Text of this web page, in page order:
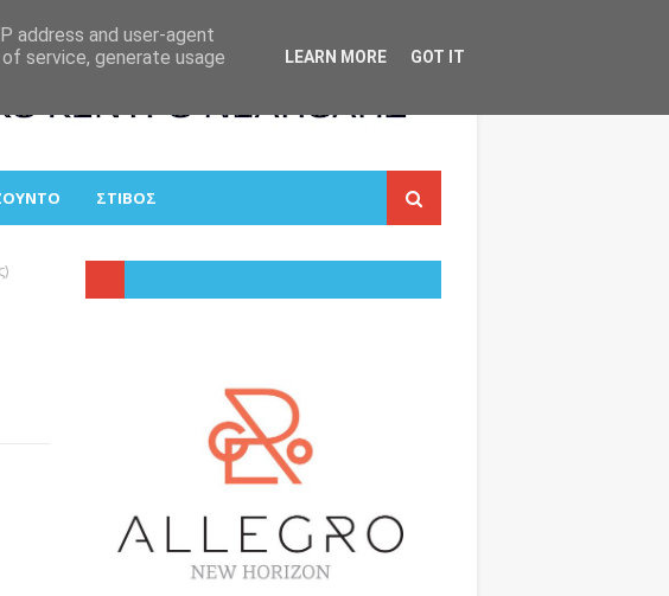
ΣΤΙΒΟΣ
address and user-agent
service, generate usage
LEARN MORE GOT IT